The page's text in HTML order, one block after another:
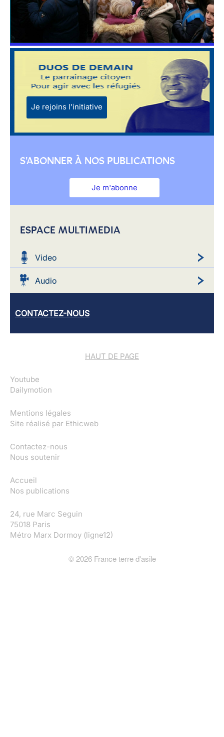
Je rejoins l'initiative
S'ABONNER À NOS PUBLICATIONS
Je m'abonne
ESPACE MULTIMEDIA
Video
Audio
CONTACTEZ-NOUS
HAUT DE PAGE
Youtube
Dailymotion
Mentions légales
Site réalisé par Ethicweb
Contactez-nous
Nous soutenir
Accueil
Nos publications
24, rue Marc Seguin
75018 Paris
Métro Marx Dormoy (ligne12)
©2026France terre d'asile